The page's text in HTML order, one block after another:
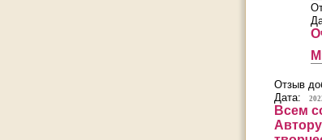
Отзыв
Дата:
Всем